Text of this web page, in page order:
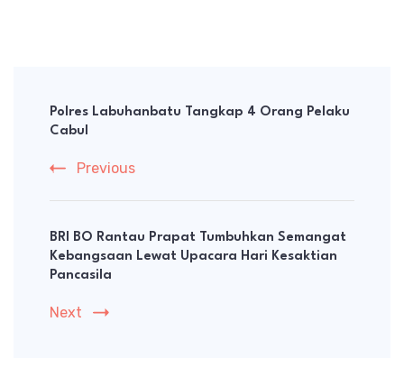
Navigation
Polres Labuhanbatu Tangkap 4 Orang Pelaku
Cabul
Previous
BRI BO Rantau Prapat Tumbuhkan Semangat
Kebangsaan Lewat Upacara Hari Kesaktian
Pancasila
Next